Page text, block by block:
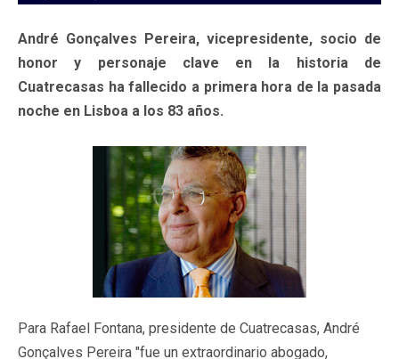
André Gonçalves Pereira, vicepresidente, socio de
honor y personaje clave en la historia de
Cuatrecasas ha fallecido a primera hora de la pasada
noche en Lisboa a los 83 años.
Para Rafael Fontana, presidente de Cuatrecasas, André
Gonçalves Pereira "fue un extraordinario abogado,